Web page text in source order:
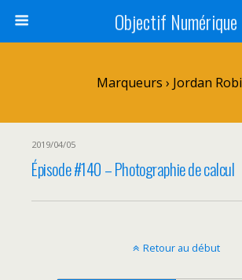
Objectif Numérique
Marqueurs › Jordan
2019/04/05
Épisode #140 – Photographie de calcul
Retour au début